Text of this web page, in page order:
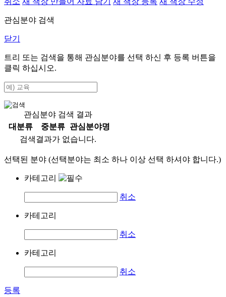
관심분야 검색
닫기
트리 또는 검색을 통해 관심분야를 선택 하신 후 등록 버튼을
클릭 하십시오.
관심분야 검색 결과
대분류
중분류
관심분야명
검색결과가 없습니다.
선택된 분야 (선택분야는 최소 하나 이상 선택 하셔야 합니다.)
카테고리
취소
카테고리
취소
카테고리
취소
등록